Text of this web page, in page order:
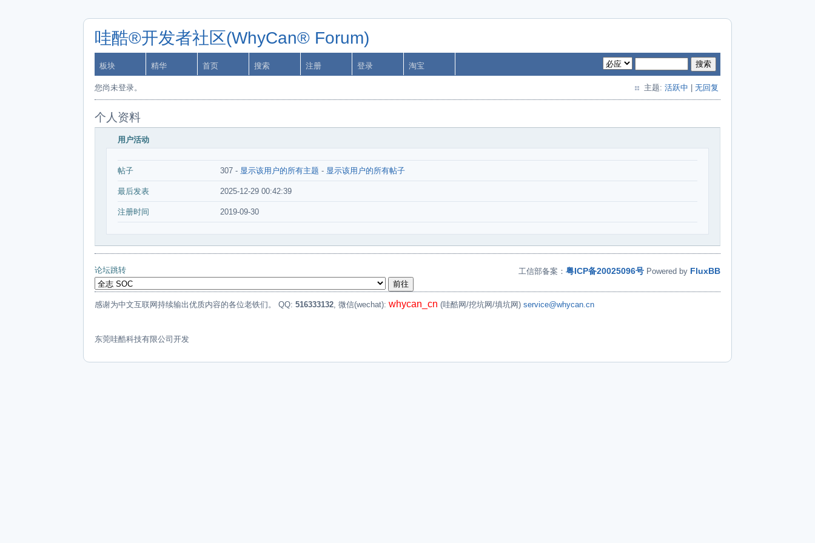
哇酷®开发者社区(WhyCan® Forum)
板块 精华 首页 搜索 注册 登录 淘宝 搜索
您尚未登录。 主题: 活跃中 无回复
个人资料
用户活动
帖子 307 - 显示该用户的所有主题 - 显示该用户的所有帖子
最后发表 2025-12-29 00:42:39
注册时间 2019-09-30
论坛跳转 工信部备案： 粤ICP备20025096号 Powered by FluxBB
感谢为中文互联网持续输出优质内容的各位老铁们。 QQ: 516333132, 微信(wechat): whycan_cn (哇酷网/挖坑网/填坑网) service@whycan.cn
东莞哇酷科技有限公司开发